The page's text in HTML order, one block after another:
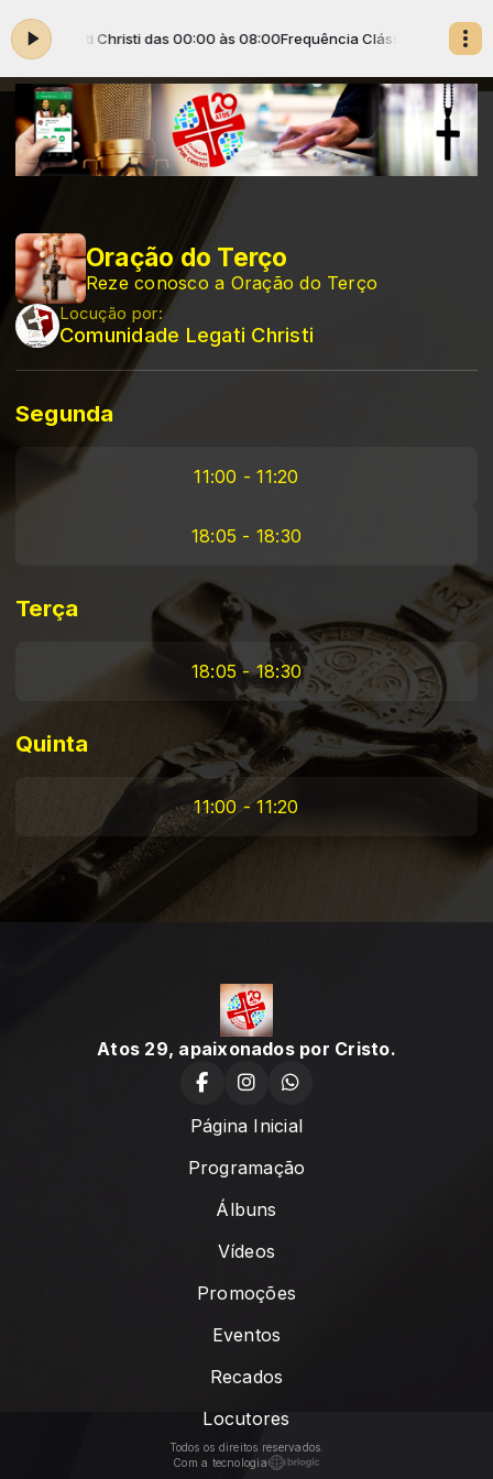
Legati Christi das 00:00 às 08:00Frequência Clássica com
Oração do Terço
Reze conosco a Oração do Terço
Locução por:
Comunidade Legati Christi
Segunda
11:00 - 11:20
18:05 - 18:30
Terça
18:05 - 18:30
Quinta
11:00 - 11:20
Atos 29, apaixonados por Cristo.
Página Inicial
Programação
Álbuns
Vídeos
Promoções
Eventos
Recados
Locutores
Todos os direitos reservados.
Com a tecnologia